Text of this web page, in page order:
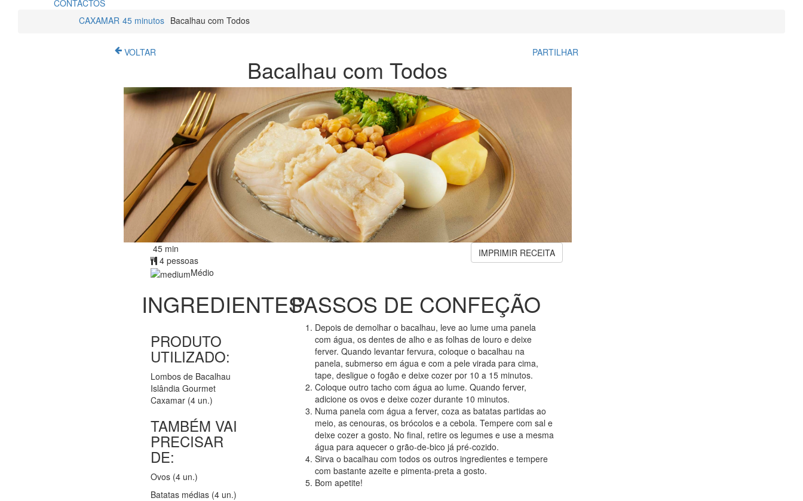
CONTACTOS
CAXAMAR 45 minutos Bacalhau com Todos
VOLTAR PARTILHAR
Bacalhau com Todos
45 min
4 pessoas
Médio
IMPRIMIR RECEITA
INGREDIENTES
PRODUTO
UTILIZADO:
Lombos de Bacalhau
Islândia Gourmet
Caxamar (4 un.)
TAMBÉM VAI
PRECISAR
DE:
Ovos (4 un.)
Batatas médias (4 un.)
PASSOS DE CONFEÇÃO
Depois de demolhar o bacalhau, leve ao lume uma panela
com água, os dentes de alho e as folhas de louro e deixe
ferver. Quando levantar fervura, coloque o bacalhau na
panela, submerso em água e com a pele virada para cima,
tape, desligue o fogão e deixe cozer por 10 a 15 minutos.
Coloque outro tacho com água ao lume. Quando ferver,
adicione os ovos e deixe cozer durante 10 minutos.
Numa panela com água a ferver, coza as batatas partidas ao
meio, as cenouras, os brócolos e a cebola. Tempere com sal e
deixe cozer a gosto. No final, retire os legumes e use a mesma
água para aquecer o grão-de-bico já pré-cozido.
Sirva o bacalhau com todos os outros ingredientes e tempere
com bastante azeite e pimenta-preta a gosto.
Bom apetite!